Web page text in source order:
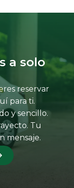
a solo
reservar
para ti.
y sencillo.
Tu
mensaje.